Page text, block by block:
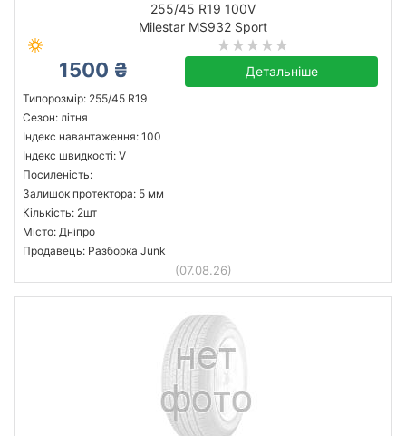
255/45 R19 100V
Milestar MS932 Sport
1500 ₴ Детальніше
Типорозмір: 255/45 R19
Сезон: літня
Індекс навантаження: 100
Індекс швидкості: V
Посиленість:
Залишок протектора: 5 мм
Кількість: 2шт
Місто: Дніпро
Продавець: Разборка Junk
(07.08.26)